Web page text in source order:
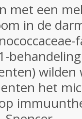
met een
in de
wilden
het